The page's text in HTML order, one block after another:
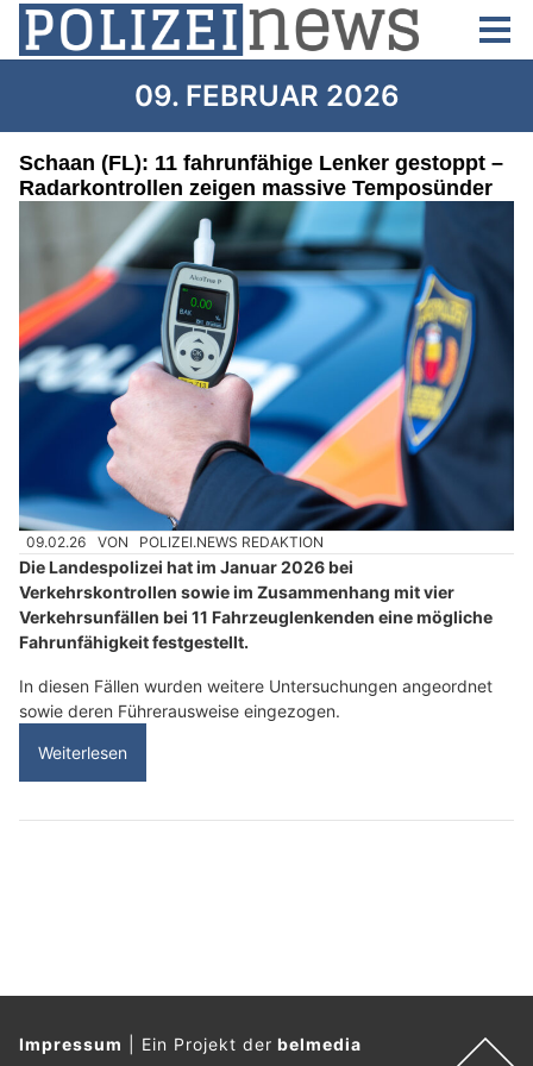
09. FEBRUAR 2026
Schaan (FL): 11 fahrunfähige Lenker gestoppt –
Radarkontrollen zeigen massive Temposünder
09.02.26 VON POLIZEI.NEWS REDAKTION
Die Landespolizei hat im Januar 2026 bei
Verkehrskontrollen sowie im Zusammenhang mit vier
Verkehrsunfällen bei 11 Fahrzeuglenkenden eine mögliche
Fahrunfähigkeit festgestellt.
In diesen Fällen wurden weitere Untersuchungen angeordnet
sowie deren Führerausweise eingezogen.
Weiterlesen
Impressum Ein Projekt derbelmedia